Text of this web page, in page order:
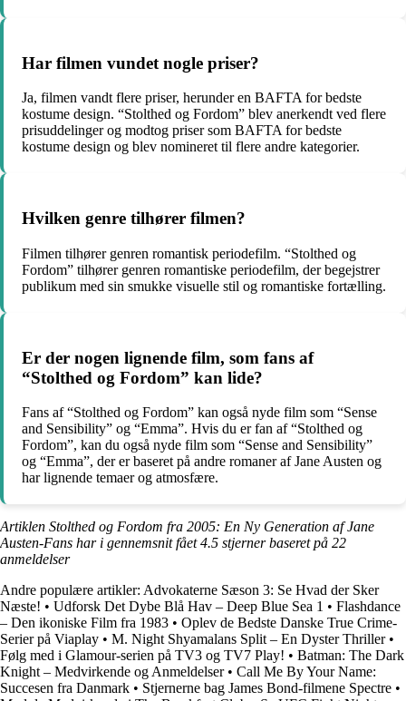
Har filmen vundet nogle priser?
Ja, filmen vandt flere priser, herunder en BAFTA for bedste
kostume design. “Stolthed og Fordom” blev anerkendt ved flere
prisuddelinger og modtog priser som BAFTA for bedste
kostume design og blev nomineret til flere andre kategorier.
Hvilken genre tilhører filmen?
Filmen tilhører genren romantisk periodefilm. “Stolthed og
Fordom” tilhører genren romantiske periodefilm, der begejstrer
publikum med sin smukke visuelle stil og romantiske fortælling.
Er der nogen lignende film, som fans af
“Stolthed og Fordom” kan lide?
Fans af “Stolthed og Fordom” kan også nyde film som “Sense
and Sensibility” og “Emma”. Hvis du er fan af “Stolthed og
Fordom”, kan du også nyde film som “Sense and Sensibility”
og “Emma”, der er baseret på andre romaner af Jane Austen og
har lignende temaer og atmosfære.
Artiklen Stolthed og Fordom fra 2005: En Ny Generation af Jane
Austen-Fans har i gennemsnit fået4.5 stjerner baseret på 22
anmeldelser
Andre populære artikler: Advokaterne Sæson 3: Se Hvad der Sker
Næste! • Udforsk Det Dybe Blå Hav – Deep Blue Sea 1 • Flashdance
– Den ikoniske Film fra 1983 • Oplev de Bedste Danske True Crime-
Serier på Viaplay • M. Night Shyamalans Split – En Dyster Thriller•
Følg med i Glamour-serien på TV3 og TV7 Play! • Batman: The Dark
Knight – Medvirkende og Anmeldelser• Call Me By Your Name:
Succesen fra Danmark • Stjernerne bag James Bond-filmene Spectre •